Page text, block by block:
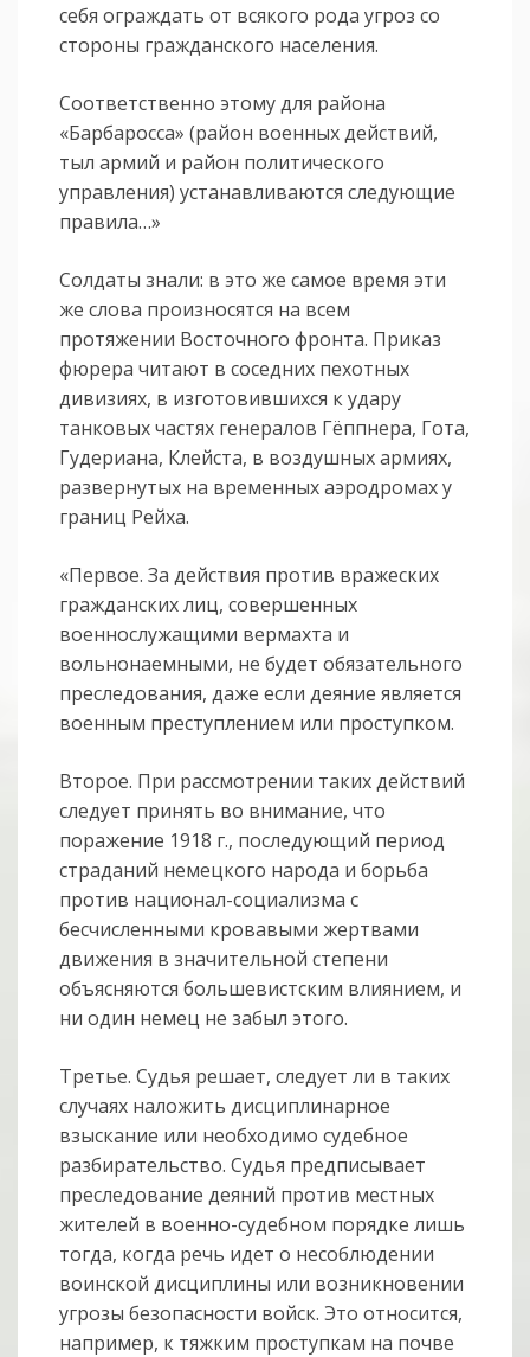
себя ограждать от всякого рода угроз со
стороны гражданского населения.
Соответственно этому для района
«Барбаросса» (район военных действий,
тыл армий и район политического
управления) устанавливаются следующие
правила…»
Солдаты знали: в это же самое время эти
же слова произносятся на всем
протяжении Восточного фронта. Приказ
фюрера читают в соседних пехотных
дивизиях, в изготовившихся к удару
танковых частях генералов Гёппнера, Гота,
Гудериана, Клейста, в воздушных армиях,
развернутых на временных аэродромах у
границ Рейха.
«Первое. За действия против вражеских
гражданских лиц, совершенных
военнослужащими вермахта и
вольнонаемными, не будет обязательного
преследования, даже если деяние является
военным преступлением или проступком.
Второе. При рассмотрении таких действий
следует принять во внимание, что
поражение 1918 г., последующий период
страданий немецкого народа и борьба
против национал-социализма с
бесчисленными кровавыми жертвами
движения в значительной степени
объясняются большевистским влиянием, и
ни один немец не забыл этого.
Третье. Судья решает, следует ли в таких
случаях наложить дисциплинарное
взыскание или необходимо судебное
разбирательство. Судья предписывает
преследование деяний против местных
жителей в военно-судебном порядке лишь
тогда, когда речь идет о несоблюдении
воинской дисциплины или возникновении
угрозы безопасности войск. Это относится,
например, к тяжким проступкам на почве